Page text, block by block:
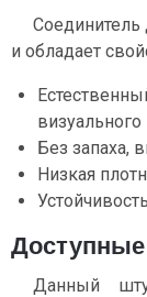
Соединитель
и обладает
визуального
Без запаха,
Низкая
Данный